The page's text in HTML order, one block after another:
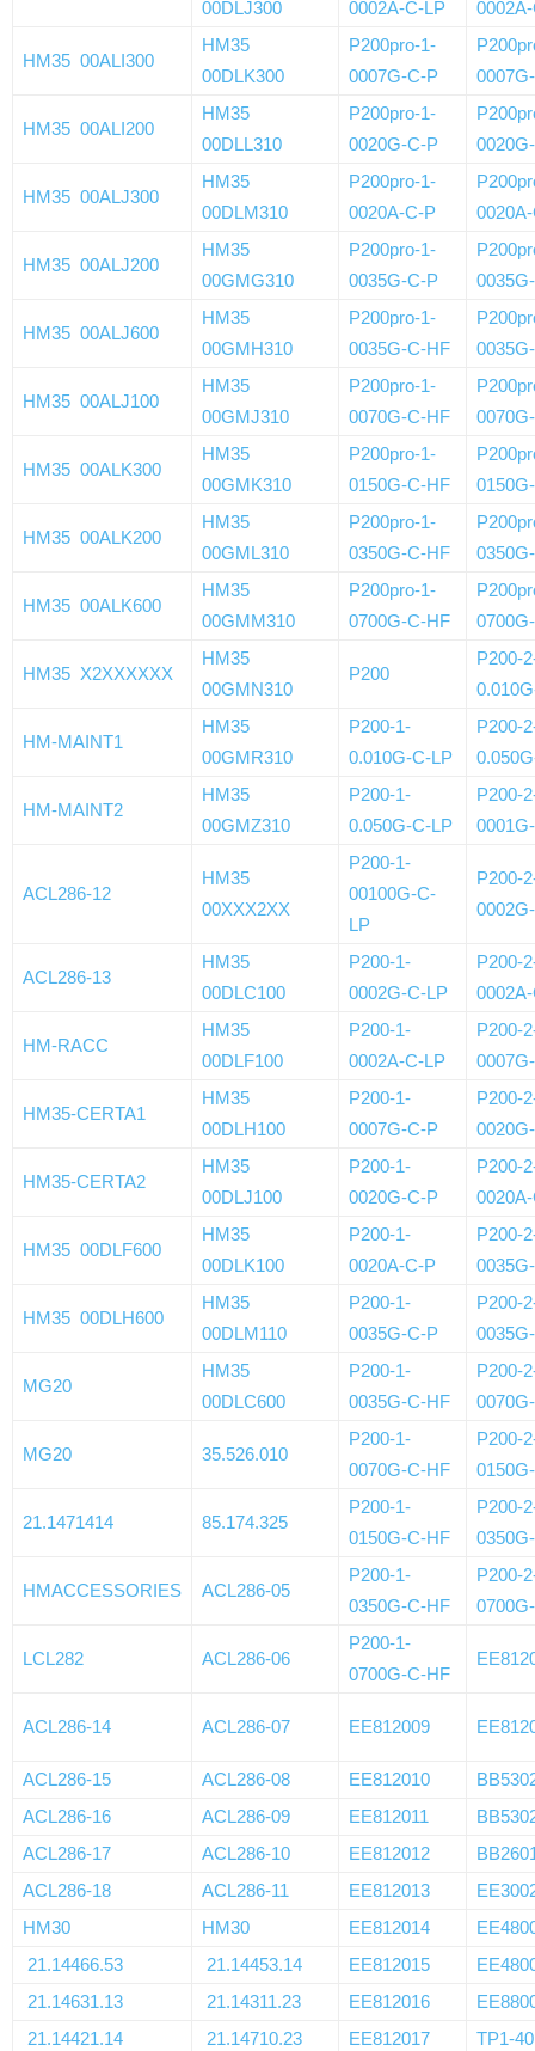
00DLJ300 0002A-C-LP
HM35 00ALI300
HM35
00DLK300
P200pro-1-
0007G-C-P
HM35 00ALI200
HM35
00DLL310
P200pro-1-
0020G-C-P
HM35 00ALJ300
HM35
00DLM310
P200pro-1-
0020A-C-P
HM35 00ALJ200
HM35
00GMG310
P200pro-1-
0035G-C-P
HM35 00ALJ600
HM35
00GMH310
P200pro-1-
0035G-C-HF
HM35 00ALJ100
HM35
00GMJ310
P200pro-1-
0070G-C-HF
HM35 00ALK300
HM35
00GMK310
P200pro-1-
0150G-C-HF
HM35 00ALK200
HM35
00GML310
P200pro-1-
0350G-C-HF
HM35 00ALK600
HM35
00GMM310
P200pro-1-
0700G-C-HF
HM35 X2XXXXXX
HM35
00GMN310
P200
P200-
HM-MAINT1
HM35
00GMR310
P200-1-
0.010G-C-LP
P200-
HM-MAINT2
HM35
00GMZ310
P200-1-
0.050G-C-LP
P200-
ACL286-12
HM35
00XXX2XX
P200-1-
00100G-C-
LP
P200-
ACL286-13
HM35
00DLC100
P200-1-
0002G-C-LP
P200-
HM-RACC
HM35
00DLF100
P200-1-
0002A-C-LP
P200-
HM35-CERTA1
HM35
00DLH100
P200-1-
0007G-C-P
P200-
HM35-CERTA2
HM35
00DLJ100
P200-1-
0020G-C-P
P200-
HM35 00DLF600
HM35
00DLK100
P200-1-
0020A-C-P
P200-
HM35 00DLH600
HM35
00DLM110
P200-1-
0035G-C-P
P200-
MG20
HM35
00DLC600
P200-1-
0035G-C-HF
P200-
MG20 35.526.010
P200-1-
0070G-C-HF
P200-
21.1471414 85.174.325
P200-1-
0150G-C-HF
P200-
HMACCESSORIES ACL286-05
P200-1-
0350G-C-HF
P200-
LCL282 ACL286-06
P200-1-
0700G-C-HF
ACL286-14 ACL286-07 EE812009
ACL286-15 ACL286-08 EE812010
ACL286-16
ACL286-09 EE812011
ACL286-17
ACL286-10 EE812012
ACL286-18
ACL286-11 EE812013
HM30
HM30 EE812014
21.14466.53
21.14453.14 EE812015
21.14631.13
21.14311.23 EE812016
21.14421.14
21.14710.23 EE812017
TP1-40